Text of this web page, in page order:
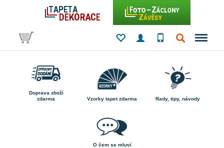
Doprava zboží
zdarma
Vzorky tapet zdarma Rady, tipy, návody
O čem se mluví